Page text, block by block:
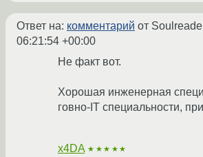
Ответ на: комментарий от
06:21:54 +00:00
Не факт вот.
Хорошая инженерная
говно-IT специальности,
x4DA ★★★★★